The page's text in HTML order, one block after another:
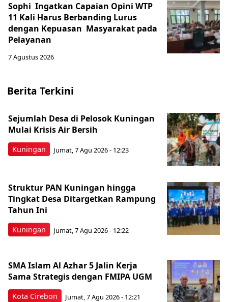
Sophi Ingatkan Capaian Opini WTP
11 Kali Harus Berbanding Lurus
dengan Kepuasan Masyarakat pada
Pelayanan
7 Agustus 2026
Berita Terkini
Kuningan
Sejumlah Desa di Pelosok Kuningan
Mulai Krisis Air Bersih
Jumat, 7 Agu 2026 - 12:23
Kuningan
Struktur PAN Kuningan hingga
Tingkat Desa Ditargetkan Rampung
Tahun Ini
Jumat, 7 Agu 2026 - 12:22
Kota Cirebon
SMA Islam Al Azhar 5 Jalin Kerja
Sama Strategis dengan FMIPA UGM
Jumat, 7 Agu 2026 - 12:21